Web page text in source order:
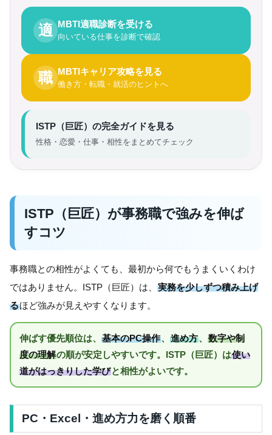
適 MBTI適職診断を受ける
向いている仕事を診断で確認
職 MBTIキャリア攻略を見る
働き方・転職・就活のヒントへ
ISTP（巨匠）の完全ガイドを見る
性格・恋愛・仕事・相性をまとめてチェック
ISTP（巨匠）が事務職で強みを伸ば
すコツ
事務職との相性がよくても、最初から何でもうまくいくわけ
ではありません。ISTP（巨匠）は、 実務を少しずつ積み上げ
るほど強みが見えやすくなります。
伸ばす優先順位は、 基本のPC操作、 進め方、数字や制
度の理解の順が安定しやすいです。ISTP（巨匠）は使い
道がはっきりした学びと相性がよいです。
PC・Excel・進め方力を磨く順番